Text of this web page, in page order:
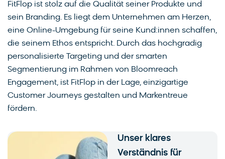
FitFlop ist stolz auf die Qualität seiner Produkte und
sein Branding. Es liegt dem Unternehmen am Herzen,
eine Online-Umgebung für seine Kund:innen schaffen,
die seinem Ethos entspricht. Durch das hochgradig
personalisierte Targeting und der smarten
Segmentierung im Rahmen von Bloomreach
Engagement, ist FitFlop in der Lage, einzigartige
Customer Journeys gestalten und Markentreue
fördern.
Unser klares
Verständnis für